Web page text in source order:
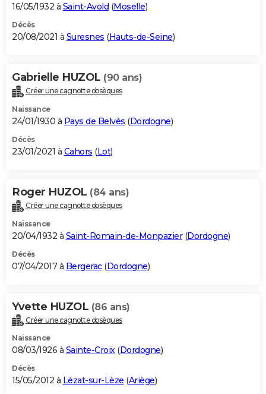
S'inscrire
Se connecter
Lycées
Collèges
Primaires
Universités
Entreprises
Service militaire
Avis de recherche
AVIS DE DÉCÈS
Bricolage
Lifestyle
Culture
Sport
Auto
Television
Voyage
Cinema
16/05/1932 à Saint-Avold (Moselle)
Décès
20/08/2021 à Suresnes (Hauts-de-Seine)
Gabrielle HUZOL (90 ans)
Créer une cagnotte obsèques
Naissance
24/01/1930 à Pays de Belvès (Dordogne)
Décès
23/01/2021 à Cahors (Lot)
Roger HUZOL (84 ans)
Créer une cagnotte obsèques
Naissance
20/04/1932 à Saint-Romain-de-Monpazier(Dordogne)
Décès
07/04/2017 à Bergerac(Dordogne)
Yvette HUZOL (86 ans)
Créer une cagnotte obsèques
Naissance
08/03/1926 à Sainte-Croix(Dordogne)
Décès
15/05/2012 à Lézat-sur-Lèze (Ariège)